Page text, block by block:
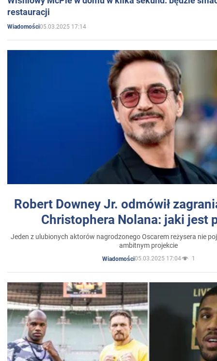
restauracji
Wiadomości05.03.2025 17:14
Robert Downey Jr. odmówił
Christophera Nolana: jaki jest
Jeden z ulubionych aktorów nagrodzonego Oscarem reżysera nie
ambitnym projekcie
Wiadomości05.03.2025 17:04 1